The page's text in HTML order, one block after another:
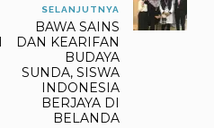
SELANJUTNYA
BAWA SAINS
DAN KEARIFAN
BUDAYA
SUNDA, SISWA
INDONESIA
BERJAYA DI
BELANDA